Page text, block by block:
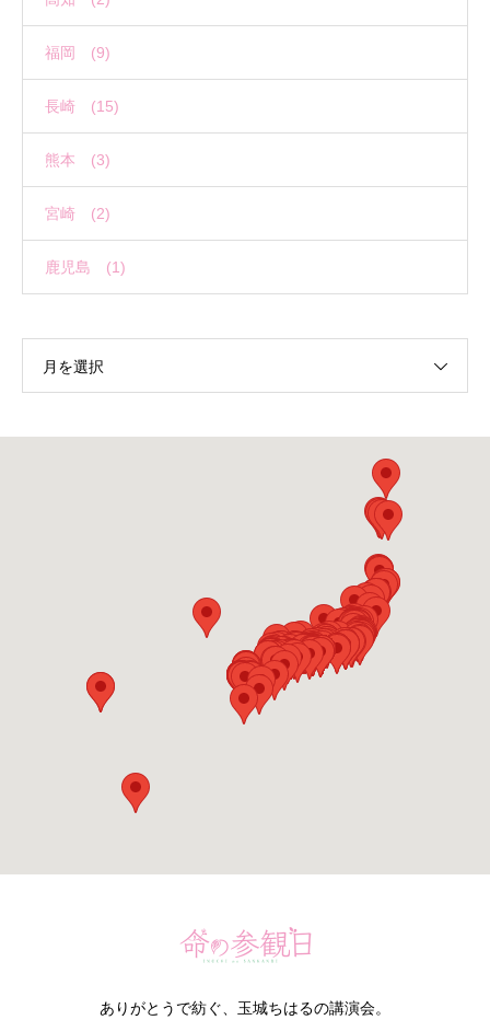
福岡 (9)
長崎 (15)
熊本 (3)
宮崎 (2)
鹿児島 (1)
月を選択
ありがとうで紡ぐ、玉城ちはるの講演会。